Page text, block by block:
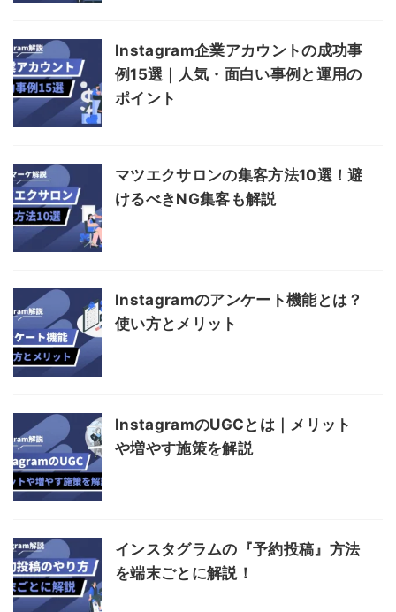
Instagram企業アカウントの成功事
例15選｜人気・面白い事例と運用の
ポイント
マツエクサロンの集客方法10選！避
けるべきNG集客も解説
Instagramのアンケート機能とは？
使い方とメリット
InstagramのUGCとは｜メリット
や増やす施策を解説
インスタグラムの『予約投稿』方法
を端末ごとに解説！